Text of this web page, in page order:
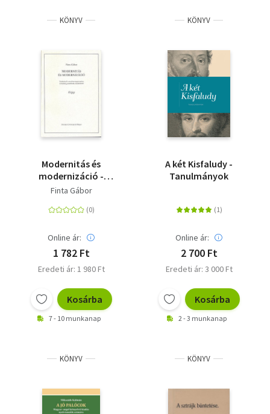
KÖNYV
Modernitás és
modernizáció -
Tanulmányok a
és kritikai
témaköréből
Finta Gábor
Online ár:
1 782 Ft
Eredeti ár: 1 980 Ft
Kosárba
7 - 10 munkanap
KÖNYV
A két Kisfaludy -
Tanulmányok
Online ár:
2 700 Ft
Eredeti ár: 3 000 Ft
Kosárba
2 - 3 munkanap
KÖNYV KÖNYV